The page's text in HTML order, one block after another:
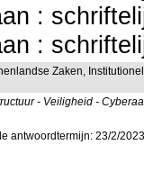
:
:
Zaken,
- Veiligheid -
antwoordtermijn: 23/2/